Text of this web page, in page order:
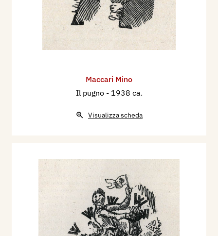
Maccari Mino
Il pugno - 1938 ca.
Visualizza scheda